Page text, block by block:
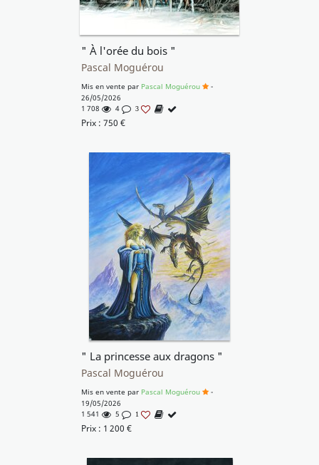
" À l'orée du bois "
Pascal Moguérou
Mis en vente par Pascal Moguérou
-
26/05/2026
1 708
4 3
Prix : 750 €
" La princesse aux dragons "
Pascal Moguérou
Mis en vente par Pascal Moguérou
-
19/05/2026
1 541
5 1
Prix : 1 200 €